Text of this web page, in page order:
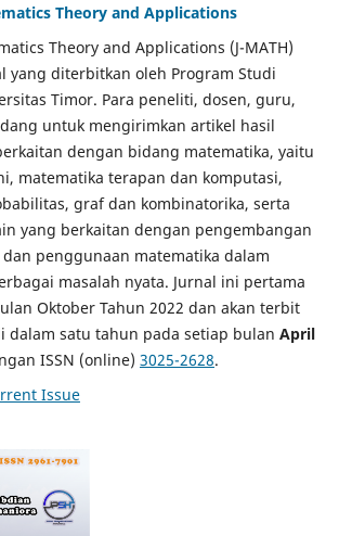
Theory and Applications
Theory and Applications (J-MATH)
yang diterbitkan oleh Program Studi
Timor. Para peneliti, dosen, guru,
untuk mengirimkan artikel hasil
dengan bidang matematika, yaitu
matematika terapan dan komputasi,
graf dan kombinatorika, serta
yang berkaitan dengan pengembangan
penggunaan matematika dalam
masalah nyata. Jurnal ini pertama
Oktober Tahun 2022 dan akan terbit
dalam satu tahun pada setiap bulan April
ISSN (online) 3025-2628.
Issue